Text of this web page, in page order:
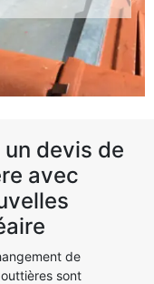
devis de
avec
de
sont